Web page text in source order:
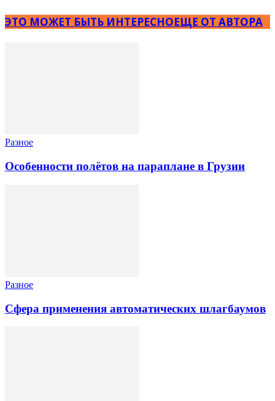
ЭТО МОЖЕТ БЫТЬ ИНТЕРЕСНОЕЩЕ ОТ АВТОРА
Разное
Особенности полётов на параплане в Грузии
Разное
Сфера применения автоматических шлагбаумов